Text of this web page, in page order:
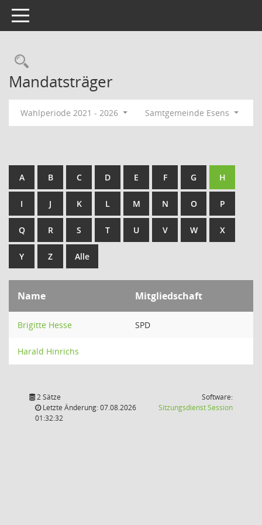
Toggle navigation
Rechercheauswahl
Mandatsträger
Wahlperiode 2021 - 2026 Samtgemeinde Esens
A B C D E F G H
I J K L M N O P
Q R S T U V W X
Y Z Alle
Name Mitgliedschaft
Brigitte Hesse SPD
Harald Hinrichs
2 Sätze
Letzte Änderung: 07.08.2026
01:32:32
Software:
SitzungsdienstSession(Wird in